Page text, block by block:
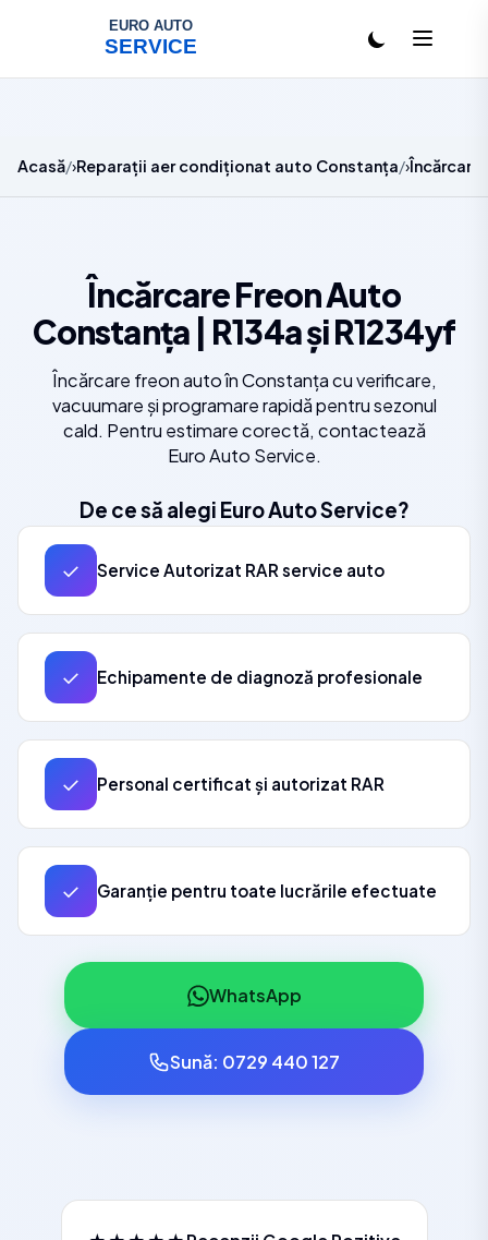
Acasă Reparații aer condiționat auto Constanța Încărcare
Încărcare Freon Auto
Constanța | R134a și R1234yf
Încărcare freon auto în Constanța cu verificare,
vacuumare și programare rapidă pentru sezonul
cald. Pentru estimare corectă, contactează
Euro Auto Service.
De ce să alegi Euro Auto Service?
✓ Service Autorizat RAR service auto
✓ Echipamente de diagnoză profesionale
✓ Personal certificat și autorizat RAR
✓ Garanție pentru toate lucrările efectuate
WhatsApp
Sună: 0729 440 127